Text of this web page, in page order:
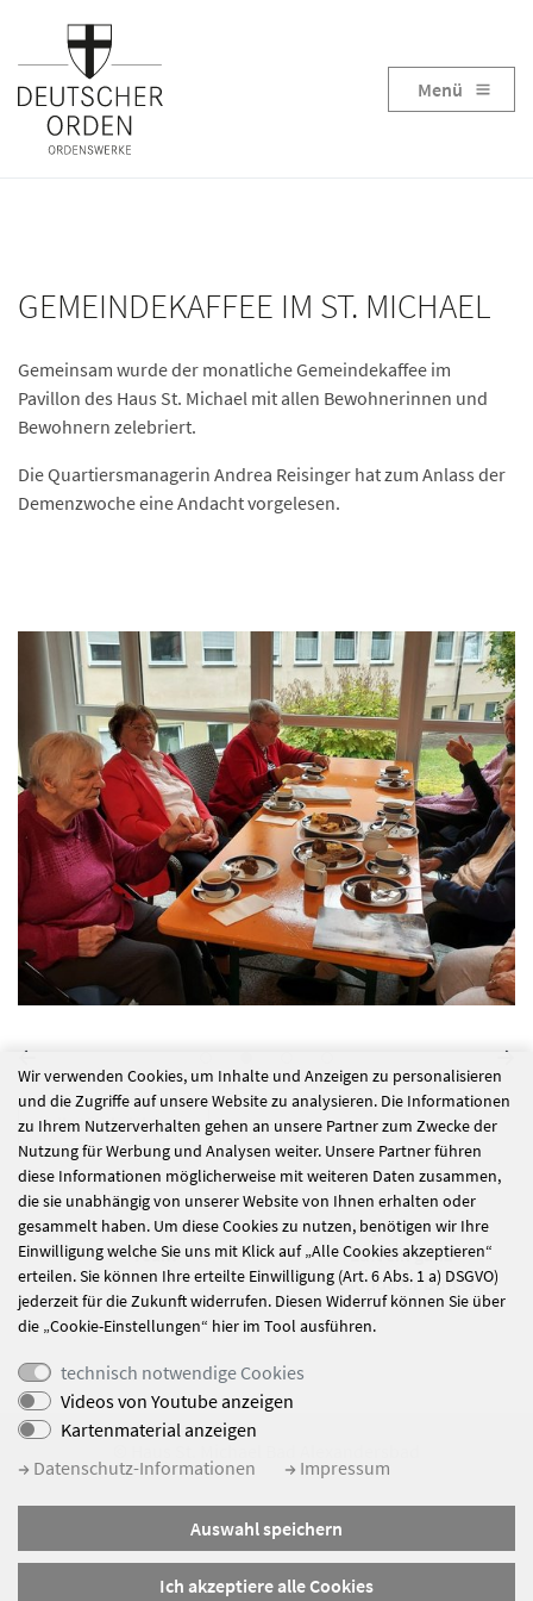
Menü
GEMEINDEKAFFEE IM ST. MICHAEL
Gemeinsam wurde der monatliche Gemeindekaffee im
Pavillon des Haus St. Michael mit allen Bewohnerinnen und
Bewohnern zelebriert.
Die Quartiersmanagerin Andrea Reisinger hat zum Anlass der
Demenzwoche eine Andacht vorgelesen.
alle Nachrichten
Eiskaffee fürs
Team
Es liegt was in der
Luft ein ganz
besonderer Duft
Datenschutz
Wir verwenden Cookies, um Inhalte und Anzeigen zu personalisieren
und die Zugriffe auf unsere Website zu analysieren. Die Informationen
zu Ihrem Nutzerverhalten gehen an unsere Partner zum Zwecke der
Nutzung für Werbung und Analysen weiter. Unsere Partner führen
diese Informationen möglicherweise mit weiteren Daten zusammen,
die sie unabhängig von unserer Website von Ihnen erhalten oder
gesammelt haben. Um diese Cookies zu nutzen, benötigen wir Ihre
Einwilligung welche Sie uns mit Klick auf „Alle Cookies akzeptieren“
erteilen. Sie können Ihre erteilte Einwilligung (Art. 6 Abs. 1 a) DSGVO)
jederzeit für die Zukunft widerrufen. Diesen Widerruf können Sie über
die „Cookie-Einstellungen“ hier im Tool ausführen.
technisch notwendige Cookies
Videos von Youtube anzeigen
Kartenmaterial anzeigen
Datenschutz-Informationen
Impressum
Auswahl speichern
Ich akzeptiere alle Cookies